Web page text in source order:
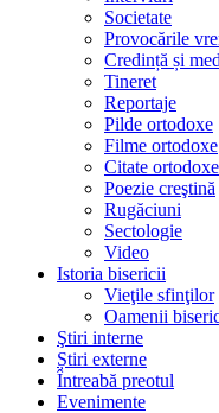
Societate
Provocările
Credință și
Tineret
Reportaje
Pilde ortodoxe
Filme ortodoxe
Citate ortodoxe
Poezie creştină
Rugăciuni
Sectologie
Video
Istoria bisericii
Vieţile sfinţilor
Oamenii
Ştiri interne
Știri externe
Întreabă preotul
Evenimente